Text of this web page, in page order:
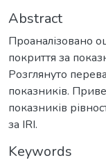
Abstract
Проаналізовано
покриття за
Розглянуто
показників.
показників
за IRI.
Keywords